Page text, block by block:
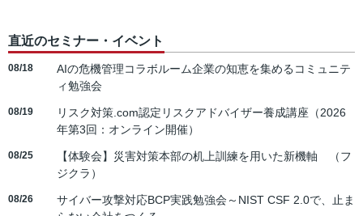
直近のセミナー・イベント
08/18
AIの危機管理コラボルーム企業の知恵を集めるコミュニテ
ィ勉強会
08/19
リスク対策.com認定リスクアドバイザー養成講座（2026
年第3回：オンライン開催）
08/25
【体験会】災害対策本部の机上訓練を用いた新機軸 （フ
ジクラ）
08/26
サイバー攻撃対応BCP実践勉強会～NIST CSF 2.0で、止ま